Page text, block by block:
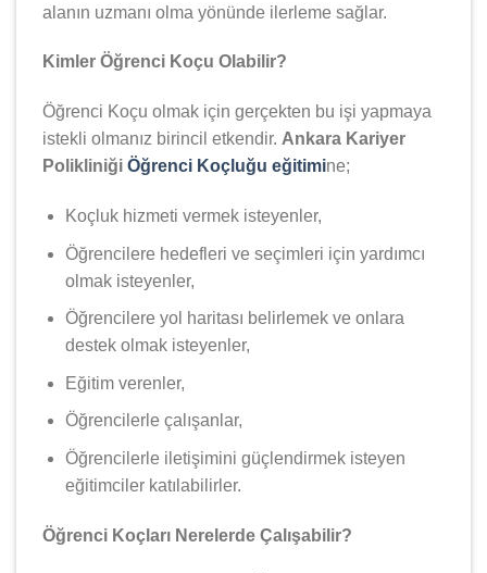
alanın uzmanı olma yönünde ilerleme sağlar.
Kimler Öğrenci Koçu Olabilir?
Öğrenci Koçu olmak için gerçekten bu işi yapmaya
istekli olmanız birincil etkendir. Ankara Kariyer
Polikliniği Öğrenci Koçluğu eğitimine;
Koçluk hizmeti vermek isteyenler,
Öğrencilere hedefleri ve seçimleri için yardımcı
olmak isteyenler,
Öğrencilere yol haritası belirlemek ve onlara
destek olmak isteyenler,
Eğitim verenler,
Öğrencilerle çalışanlar,
Öğrencilerle iletişimini güçlendirmek isteyen
eğitimciler katılabilirler.
Öğrenci Koçları Nerelerde Çalışabilir?